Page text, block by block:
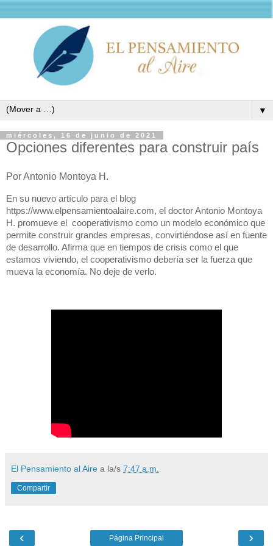
▼
miércoles, 16 de junio de 2021
Opciones diferentes para construir país
Por Antonio Montoya H.
En su nuevo artículo para el blog
https://www.elpensamientoalaire.com, el doctor Antonio Montoya
H. promueve el  cooperativismo como un modelo económico que
permite construir grandes empresas, convirtiéndose así en fuente
de desarrollo. Afirma que en tiempos de crisis como el que
estamos viviendo, el cooperativismo debería ser la fuerza que
mueva la economía. No deje de verlo.
El Pensamiento al Aire a la/s 7:47 a.m.
Compartir
‹ ›
Página Principal